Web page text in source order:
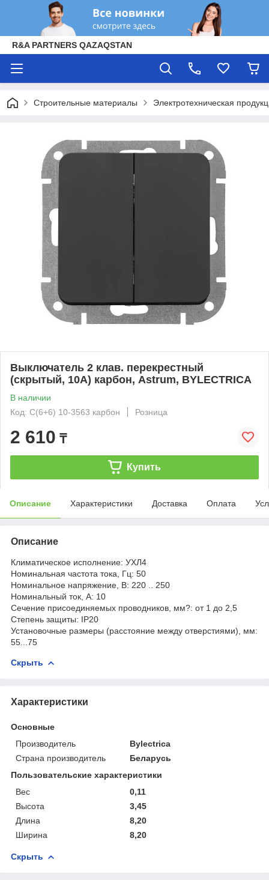
R&A PARTNERS QAZAQSTAN
Строительные материалы Электротехническая
Выключатель 2 клав. перекрестный
(скрытый, 10А) карбон, Astrum, BYLECTRICA
В наличии
Код: С(6+6) 10-3563 карбон
Розница
2 610 ₸
Купить
Описание Характеристики Доставка Оплата
Описание
Климатическое исполнение: УХЛ4
Номинальная частота тока, Гц: 50
Номинальное напряжение, В: 220 .. 250
Номинальный ток, А: 10
Сечение присоединяемых проводников, мм?: от 1 до 2,5
Степень защиты: IP20
Установочные размеры (расстояние между отверстиями), мм:
55...75
Скрыть
Характеристики
Основные
Производитель
Bylectrica
Страна производитель
Беларусь
Пользовательские характеристики
Вес
0,11
Высота
3,45
Длина
8,20
Ширина
8,20
Скрыть